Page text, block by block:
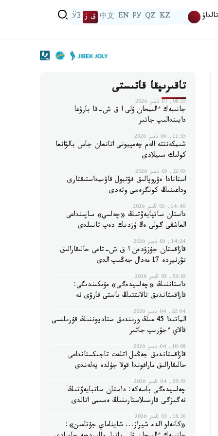
تالداۋ KZ
QZ
РУ
EN
中文 ق ز ЎЗ
تاقىرىپقا قاتىستى
08:55, 07 تامىز 2026
جانىبەك ءالىمحان ۇلى ا ق ش-قا بارۋعا
دايىندالىپ جاتىر
11:55, 06 تامىز 2026
شىمكەنتتە الەم چەمپيونى اتانعان جاس بالۋانعا
كولىك سىيلادى
22:05, 05 تامىز 2026
استانادا ەۋروپالىق فۋتبول قاۋىمداستىقتارى
وداعىنىڭ كونگرەسى وتەدى
14:40, 05 تامىز 2026
داستان ساتپايەۆتىڭ «چەلسي» ساپىنداعى
العاشقى گولى ەڭ ۇزدىك دەپ تانىلدى
14:24, 05 تامىز 2026
قازاقستان جۇزۋدەن ا ق ش-تاعى حالىقارالىق
تۋرنيردە 17 مەدال جەڭىپ الدى
09:55, 05 تامىز 2026
داستاننىڭ «چەلسيدەگى» مۇمكىندىگى:
قازاقستاندىق تالانتتىڭ باستى قارۋى نە
22:04, 04 تامىز 2026
الماتىدا 45 مىڭ ورىندىق ستاديوننىڭ قۇرىلىسى
قالاي ءجۇرىپ جاتىر
10:08, 04 تامىز 2026
قازاقستاندىق جەڭىل اتلەت تاجىكستانداعى
حالىقارالىق مارافوندا قولا جۇلدە يەلەندى
09:55, 04 تامىز 2026
چەلسيدەگى باسەكە: داستان ساتبايەۆتىڭ
نەگىزگى قارسىلاستارىنىڭ ەسىمى اتالدى
18:30, 03 تامىز 2026
«كانەلو الدە شيراز... شايناماي جۇتامىن»: